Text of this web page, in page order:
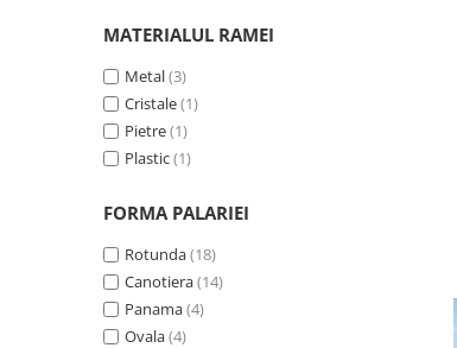
MATERIALUL RAMEI
Metal(3)
Cristale(1)
Pietre(1)
Plastic(1)
FORMA PALARIEI
Rotunda(18)
Canotiera(14)
Panama(4)
Ovala(4)